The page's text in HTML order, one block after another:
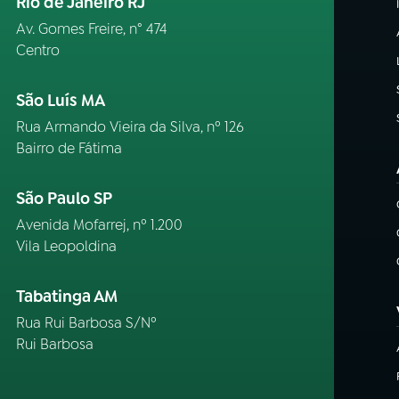
Av. Gomes Freire, n° 474
Centro
São Luís MA
Rua Armando Vieira da Silva, nº 126
Bairro de Fátima
São Paulo SP
Avenida Mofarrej, nº 1.200
Vila Leopoldina
Tabatinga AM
Rua Rui Barbosa S/Nº
Rui Barbosa